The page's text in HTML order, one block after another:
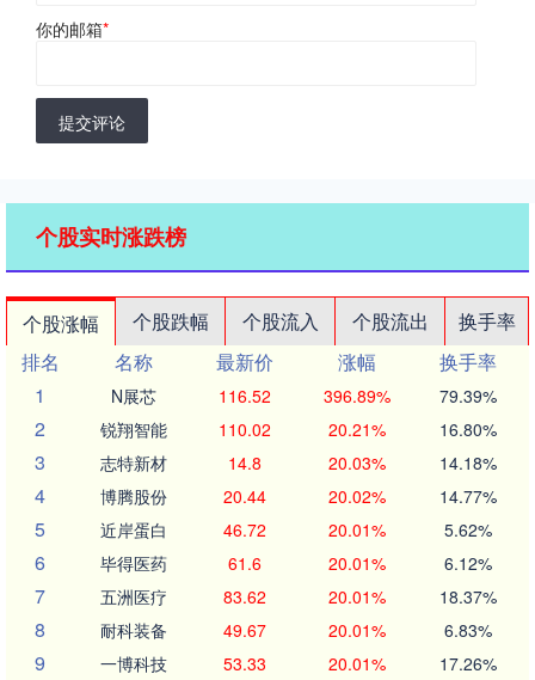
你的邮箱*
提交评论
个股实时涨跌榜
个股涨幅 个股跌幅 个股流入 个股流出
换手率
排名
名称 最新价 涨幅
换手率
1
N展芯 116.52 396.89% 79.39%
2 锐翔智能 110.02 20.21% 16.80%
3 志特新材 14.8 20.03% 14.18%
4 博腾股份 20.44 20.02% 14.77%
5 近岸蛋白 46.72 20.01% 5.62%
6 毕得医药 61.6 20.01% 6.12%
7 五洲医疗 83.62 20.01% 18.37%
8 耐科装备 49.67 20.01% 6.83%
9 一博科技 53.33 20.01% 17.26%